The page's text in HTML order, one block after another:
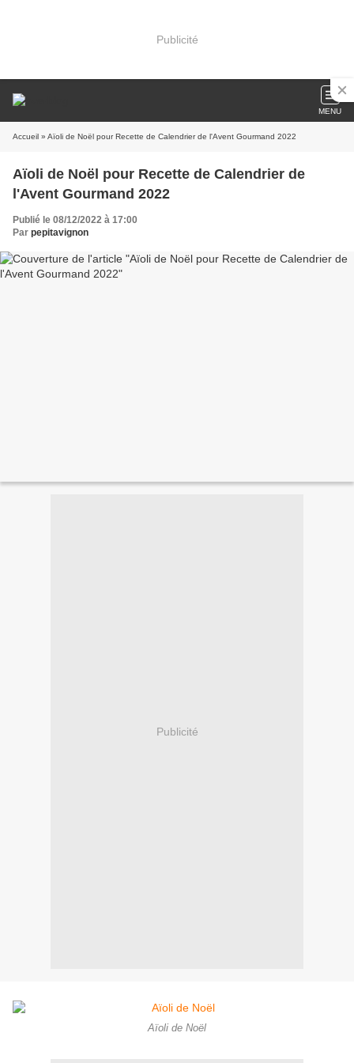
Publicité
MENU
Accueil » Aïoli de Noël pour Recette de Calendrier de l'Avent Gourmand 2022
Aïoli de Noël pour Recette de Calendrier de
l'Avent Gourmand 2022
Publié le 08/12/2022 à 17:00
Par pepitavignon
Publicité
Aïoli de Noël